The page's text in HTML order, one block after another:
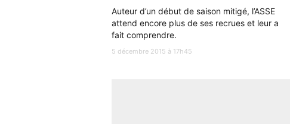
Auteur d’un début de saison mitigé, l’ASSE
attend encore plus de ses recrues et leur a
fait comprendre.
5 décembre 2015 à 17h45